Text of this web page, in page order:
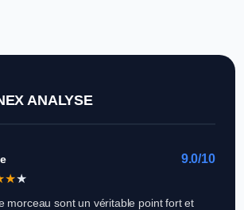
ANALYSE
9.0/10
★★
morceau sont un véritable point fort et